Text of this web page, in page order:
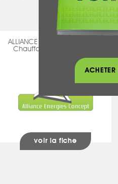
ALLIANCE ENERGIES CONCEPT
Chauffage - Climatisation
voir la fiche
ACHETER